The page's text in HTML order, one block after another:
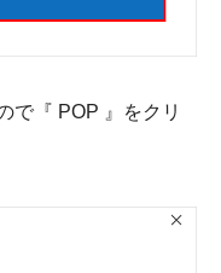
で『 POP 』をクリ